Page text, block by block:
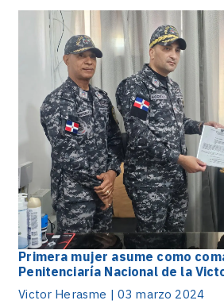
Primera mujer asume como
Penitenciaría Nacional de la
Victor Herasme | 03 marzo 2024